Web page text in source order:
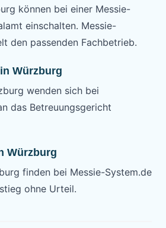
können bei einer Messie-
einschalten. Messie-
den passenden Fachbetrieb.
Würzburg
wenden sich bei
das Betreuungsgericht
Würzburg
finden bei Messie-System.de
ohne Urteil.